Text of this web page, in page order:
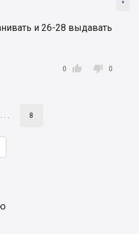
и 26-28 выдавать

0  0
. . . 8